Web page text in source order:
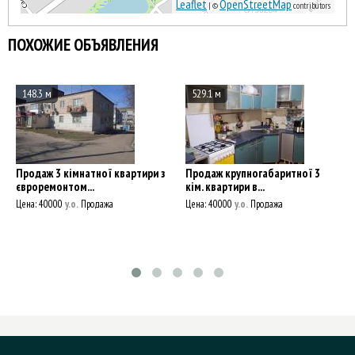
Leaflet | ©OpenStreetMap contributors
ПОХОЖИЕ ОБЪЯВЛЕНИЯ
148.3 м
Продаж 3 кімнатної квартири з
євроремонтом...
Цена:40000 y.о. Продажа
529.1 м
Продаж крупногабаритної 3
кім. квартири в...
Цена:40000 y.о. Продажа